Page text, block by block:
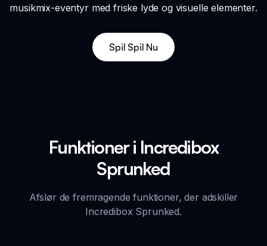
musikmix-eventyr med friske lyde og visuelle elementer.
Spil Spil Nu
Funktioner i Incredibox
Sprunked
Afslør de fremragende funktioner, der adskiller
Incredibox Sprunked.